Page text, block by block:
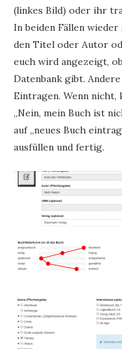
(linkes Bild) oder ihr
In beiden Fällen
den Titel oder Autor
euch wird angezeigt,
Datenbank gibt.
Eintragen. Wenn
„Nein, mein Buch ist
auf „neues Buch
ausfüllen und fertig.